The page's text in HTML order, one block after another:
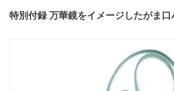
特別付録 万華鏡をイメージしたがま口